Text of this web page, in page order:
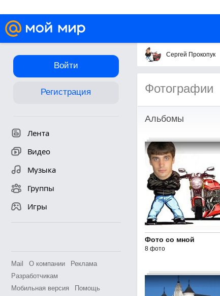
Войти
Регистрация
Лента
Видео
Музыка
Группы
Игры
Mail О компании
Реклама
Разработчикам
Мобильная версия
Помощь
Сергей Прокопук
Фотографии
Альбомы
Фото со мной
8 фото